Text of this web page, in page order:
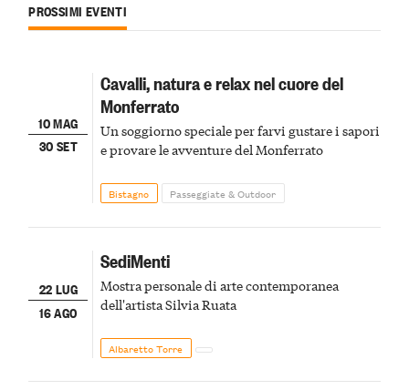
PROSSIMI EVENTI
10 MAG
30 SET
Cavalli, natura e relax nel cuore del
Monferrato
Un soggiorno speciale per farvi gustare i sapori
e provare le avventure del Monferrato
Bistagno Passeggiate & Outdoor
22 LUG
16 AGO
SediMenti
Mostra personale di arte contemporanea
dell'artista Silvia Ruata
Albaretto Torre